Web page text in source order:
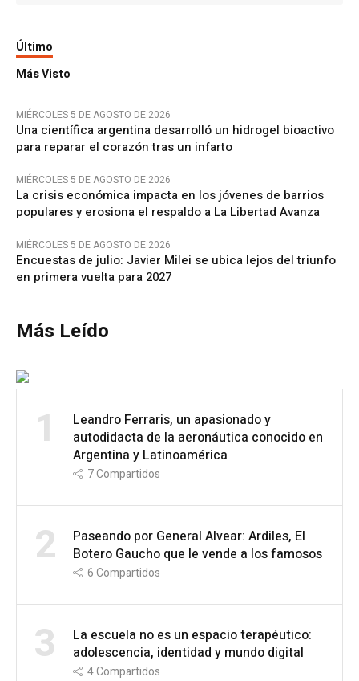
Último
Más Visto
MIÉRCOLES 5 DE AGOSTO DE 2026
Una científica argentina desarrolló un hidrogel bioactivo
para reparar el corazón tras un infarto
MIÉRCOLES 5 DE AGOSTO DE 2026
La crisis económica impacta en los jóvenes de barrios
populares y erosiona el respaldo a La Libertad Avanza
MIÉRCOLES 5 DE AGOSTO DE 2026
Encuestas de julio: Javier Milei se ubica lejos del triunfo
en primera vuelta para 2027
Más Leído
1
Leandro Ferraris, un apasionado y
autodidacta de la aeronáutica conocido en
Argentina y Latinoamérica
7Compartidos
2
Paseando por General Alvear: Ardiles, El
Botero Gaucho que le vende a los famosos
6Compartidos
3
La escuela no es un espacio terapéutico:
adolescencia, identidad y mundo digital
4Compartidos